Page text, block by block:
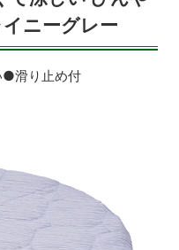
ニーグレー
●滑り止め付